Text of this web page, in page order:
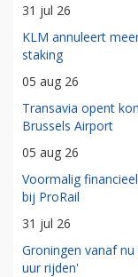
31 jul 26
KLM annuleert
staking
05 aug 26
Transavia opent
Brussels Airport
05 aug 26
Voormalig
bij ProRail
31 jul 26
Groningen vanaf
uur rijden'